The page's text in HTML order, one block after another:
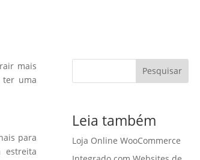
mais
ter uma
para
estreita
Pesquisar
Leia também
Loja Online WooCommerce